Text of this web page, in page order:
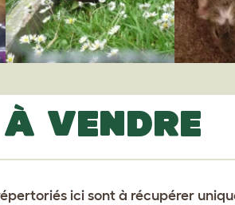
VENDRE
ici sont à récupérer